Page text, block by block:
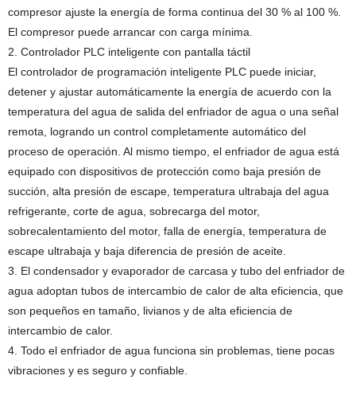
compresor ajuste la energía de forma continua del 30 % al 100 %.
El compresor puede arrancar con carga mínima.
2. Controlador PLC inteligente con pantalla táctil
El controlador de programación inteligente PLC puede iniciar,
detener y ajustar automáticamente la energía de acuerdo con la
temperatura del agua de salida del enfriador de agua o una señal
remota, logrando un control completamente automático del
proceso de operación. Al mismo tiempo, el enfriador de agua está
equipado con dispositivos de protección como baja presión de
succión, alta presión de escape, temperatura ultrabaja del agua
refrigerante, corte de agua, sobrecarga del motor,
sobrecalentamiento del motor, falla de energía, temperatura de
escape ultrabaja y baja diferencia de presión de aceite.
3. El condensador y evaporador de carcasa y tubo del enfriador de
agua adoptan tubos de intercambio de calor de alta eficiencia, que
son pequeños en tamaño, livianos y de alta eficiencia de
intercambio de calor.
4. Todo el enfriador de agua funciona sin problemas, tiene pocas
vibraciones y es seguro y confiable.